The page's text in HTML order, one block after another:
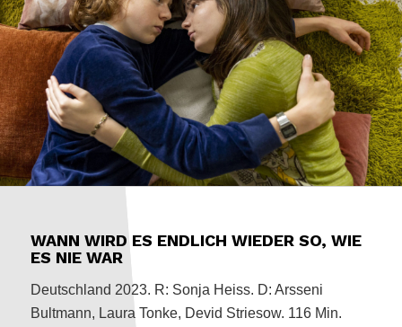
WANN WIRD ES ENDLICH WIEDER SO, WIE
ES NIE WAR
Deutschland 2023. R: Sonja Heiss. D: Arsseni
Bultmann, Laura Tonke, Devid Striesow. 116 Min.